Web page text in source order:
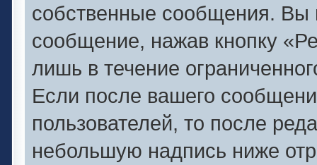
собственные сообщения. Вы
сообщение, нажав кнопку
лишь в течение
Если после вашего
пользователей, то после
небольшую надпись ниже